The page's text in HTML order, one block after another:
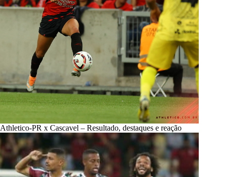
Athletico-PR x Cascavel – Resultado, destaques e reação